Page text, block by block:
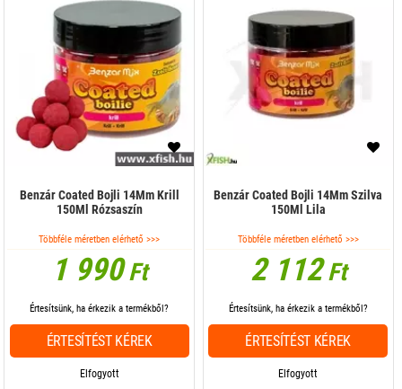
Benzár Coated Bojli 14Mm Krill
150Ml Rózsaszín
Többféle méretben elérhető >>>
1 990Ft
Elfogyott
Értesítsünk, ha érkezik a termékből?
ÉRTESÍTÉST KÉREK
Benzár Coated Bojli 14Mm Szilva
150Ml Lila
Többféle méretben elérhető >>>
2 112Ft
Elfogyott
Értesítsünk, ha érkezik a termékből?
ÉRTESÍTÉST KÉREK